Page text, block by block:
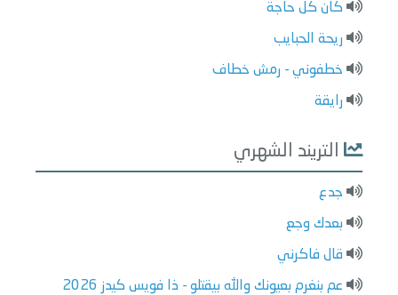
كان كل حاجة
ريحة الحبايب
خطفوني - رمش خطاف
رايقة
التريند الشهري
جدع
بعدك وجع
قال فاكرني
عم بنغرم بعيونك والله بيقتلو - ذا فويس كيدز 2026